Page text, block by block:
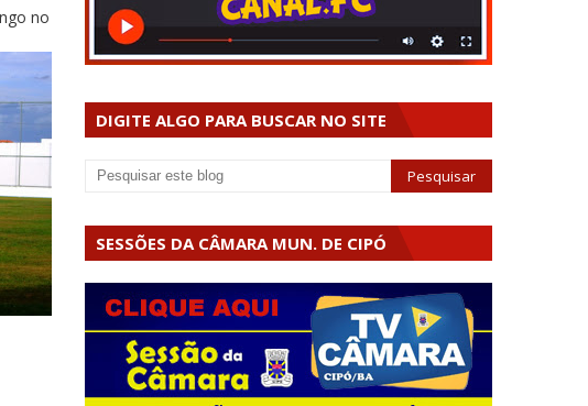
no
DIGITE ALGO PARA BUSCAR NO SITE
SESSÕES DA CÂMARA MUN. DE CIPÓ